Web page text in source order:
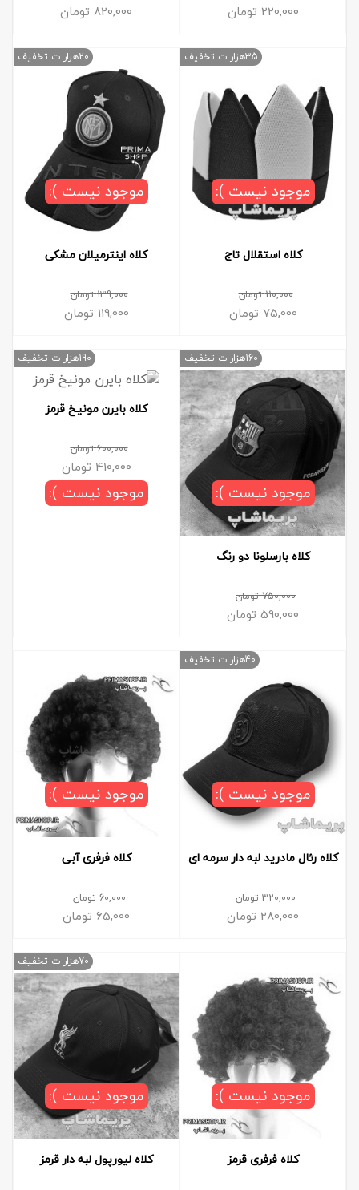
220,000 تومان 820,000 تومان
کلاه استقلال تاج
110,000تومان
75,000 تومان
35هزار ت تخفیف
موجود نیست ):
کلاه اینترمیلان مشکی
139,000تومان
119,000 تومان
20هزار ت تخفیف
موجود نیست ):
کلاه بارسلونا دو رنگ
750,000تومان
590,000 تومان
160هزار ت تخفیف
موجود نیست ):
کلاه بایرن مونیخ قرمز
600,000تومان
410,000 تومان
190هزار ت تخفیف
موجود نیست ):
کلاه رئال مادرید لبه دار سرمه ای
320,000تومان
280,000 تومان
40هزار ت تخفیف
موجود نیست ):
کلاه فرفری آبی
60,000تومان
65,000 تومان
موجود نیست ):
کلاه فرفری قرمز
موجود نیست ):
کلاه لیورپول لبه دار قرمز
70هزار ت تخفیف
موجود نیست ):